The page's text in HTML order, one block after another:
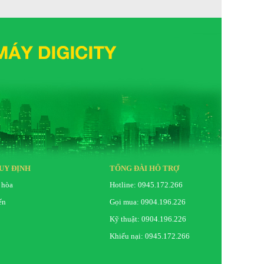
ĐỊNH
TỔNG ĐÀI HỖ TRỢ
Hotline: 0945.172.266
Gọi mua: 0904.196.226
Kỹ thuật: 0904.196.226
Khiếu nại: 0945.172.266